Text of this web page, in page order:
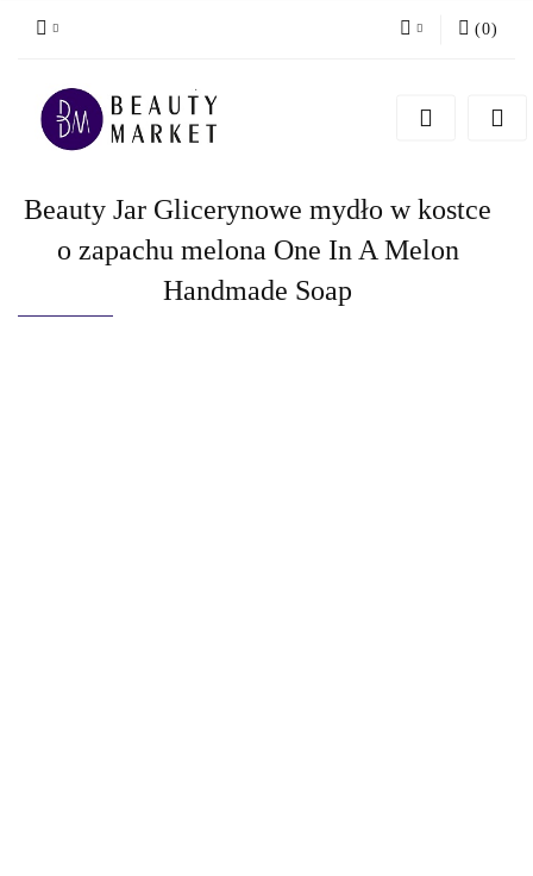
Zarejestruj się
(0)
Beauty Jar Glicerynowe mydło w kostce
o zapachu melona One In A Melon
Handmade Soap